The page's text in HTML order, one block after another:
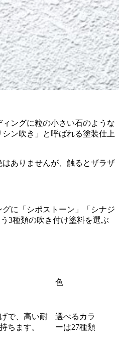
ングに粒の小さい石のような
ン吹き」と呼ばれる塗装仕上
ありませんが、触るとザラザ
に「シポストーン」「シナジ
3種類の吹き付け塗料を選ぶ
色
で、高い耐
ちます。
選べるカラ
ーは27種類